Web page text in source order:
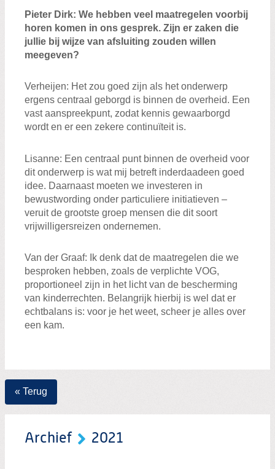
Pieter Dirk: We hebben veel maatregelen voorbij
horen komen in ons gesprek. Zijn er zaken die
jullie bij wijze van afsluiting zouden willen
meegeven?
Verheijen: Hetzou goed zijn als het onderwerp
ergens centraal geborgd is binnen de overheid. Een
vastaanspreekpunt, zodat kennis gewaarborgd
wordt en er een zekere continuïteit is.
Lisanne: Een centraal puntbinnen de overheid voor
dit onderwerp is wat mij betreft inderdaadeen goed
idee. Daarnaast moeten we investeren in
bewustwording onder particuliere initiatieven –
veruit de grootste groep mensen die dit soort
vrijwilligersreizen ondernemen.
Van der Graaf: Ik denk datde maatregelen die we
besproken hebben, zoals de verplichte VOG,
proportioneel zijn in het licht van de bescherming
van kinderrechten. Belangrijk hierbij is wel dat er
echtbalans is: voor je het weet, scheer je alles over
een kam.
« Terug
Archief 2021